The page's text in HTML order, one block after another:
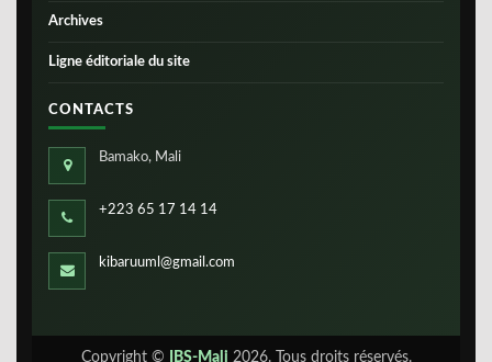
Archives
Ligne éditoriale du site
CONTACTS
Bamako, Mali
+223 65 17 14 14
kibaruuml@gmail.com
Copyright © IBS-Mali 2026. Tous droits réservés.